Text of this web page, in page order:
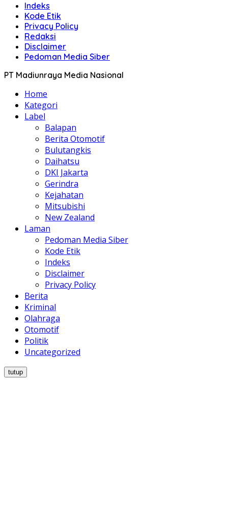
Indeks
Kode Etik
Privacy Policy
Redaksi
Disclaimer
Pedoman Media Siber
PT Madiunraya Media Nasional
Home
Kategori
Label
Balapan
Berita Otomotif
Bulutangkis
Daihatsu
DKI Jakarta
Gerindra
Kejahatan
Mitsubishi
New Zealand
Laman
Pedoman Media Siber
Kode Etik
Indeks
Disclaimer
Privacy Policy
Berita
Kriminal
Olahraga
Otomotif
Politik
Uncategorized
tutup